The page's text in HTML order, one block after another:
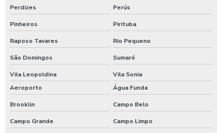
Empresas de alimentação industrial em sp
Empresas de alimentação sp
Empresas de alimentação terceirizadas
Empresas de refeição coletiva sp
Perdizes Perús
Pinheiros Pirituba
Raposo Tavares Rio Pequeno
São Domingos Sumaré
Vila Leopoldina
Vila Sonia
Aeroporto
Água Funda
Brooklin Campo Belo
Campo Grande Campo Limpo